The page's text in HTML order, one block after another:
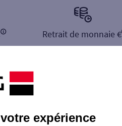
Retrait de monnaie €
expérience